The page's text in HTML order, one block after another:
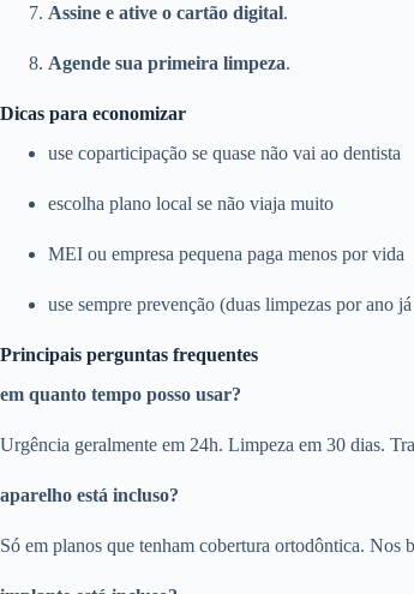
Assine e ative o cartão digital.
Agende sua primeira limpeza.
Dicas para economizar
use coparticipação se quase não vai ao dentista
escolha plano local se não viaja muito
MEI ou empresa pequena paga menos por vida
use sempre prevenção (duas limpezas por ano
Principais perguntas frequentes
em quanto tempo posso usar?
Urgência geralmente em 24h. Limpeza em 30 dias.
aparelho está incluso?
Só em planos que tenham cobertura ortodôntica. Nos